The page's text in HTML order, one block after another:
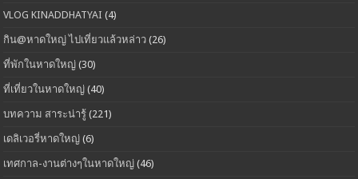
VLOG KINADDHATYAI (4)
กิน@หาดใหญ่ ไปเที่ยวแล้วหล่าว (26)
ที่พักในหาดใหญ่ (30)
ที่เที่ยวในหาดใหญ่ (40)
บทความ สาระน่ารู้ (221)
เดลิเวอรี่หาดใหญ่ (6)
เทศกาล-งานต่างๆในหาดใหญ่ (46)